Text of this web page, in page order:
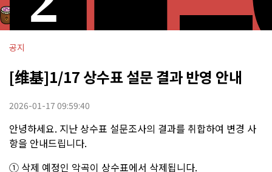
공지
[维基]1/17 상수표 설문 결과 반영 안내
2026-01-17 09:59:40
안녕하세요. 지난 상수표 설문조사의 결과를 취합하여 변경 사
항을 안내드립니다.
① 삭제 예정인 악곡이 상수표에서 삭제됩니다.